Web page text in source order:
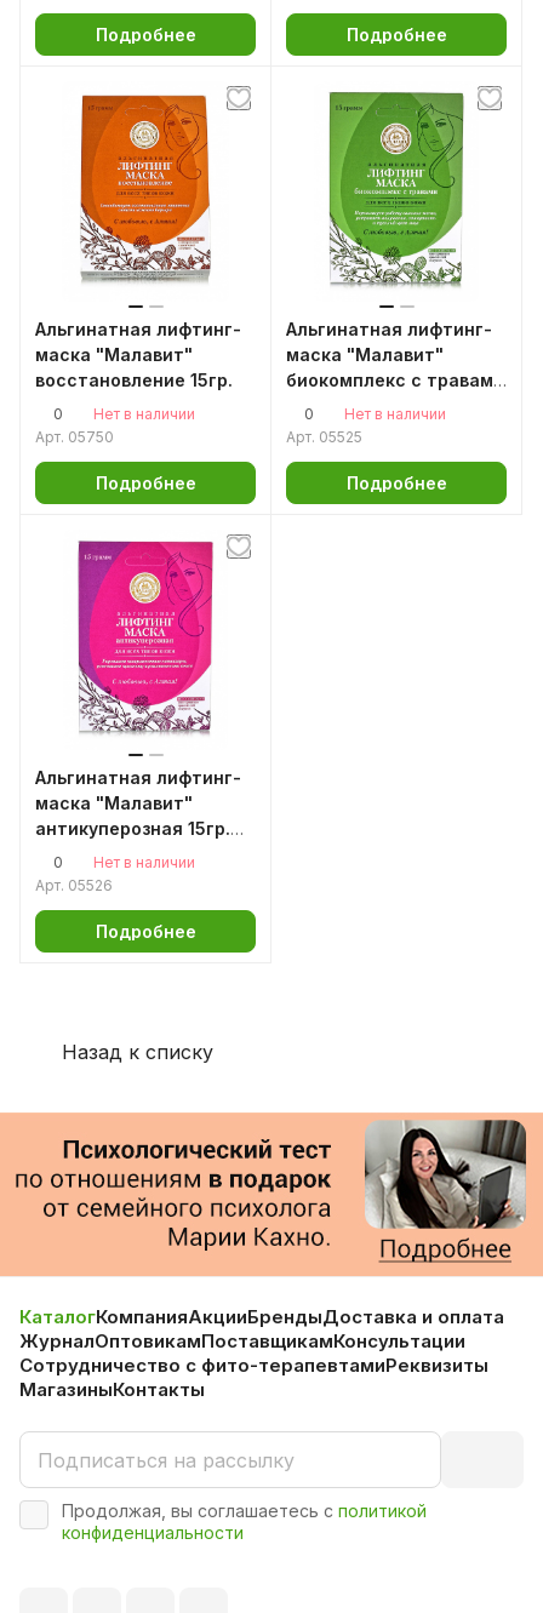
Подробнее Подробнее
Альгинатная лифтинг-
маска "Малавит"
восстановление 15гр.
0
Нет в наличии
Арт. 05750
Подробнее
Альгинатная лифтинг-
маска "Малавит"
биокомплекс с травами
15гр. Малавит
0
Нет в наличии
Арт. 05525
Подробнее
Альгинатная лифтинг-
маска "Малавит"
антикуперозная 15гр.
Малавит
0
Нет в наличии
Арт. 05526
Подробнее
Назад к списку
КаталогКомпанияАкцииБрендыДоставка и оплата
ЖурналОптовикамПоставщикамКонсультации
Сотрудничество с фито-терапевтамиРеквизиты
МагазиныКонтакты
Продолжая, вы соглашаетесь с политикой
конфиденциальности